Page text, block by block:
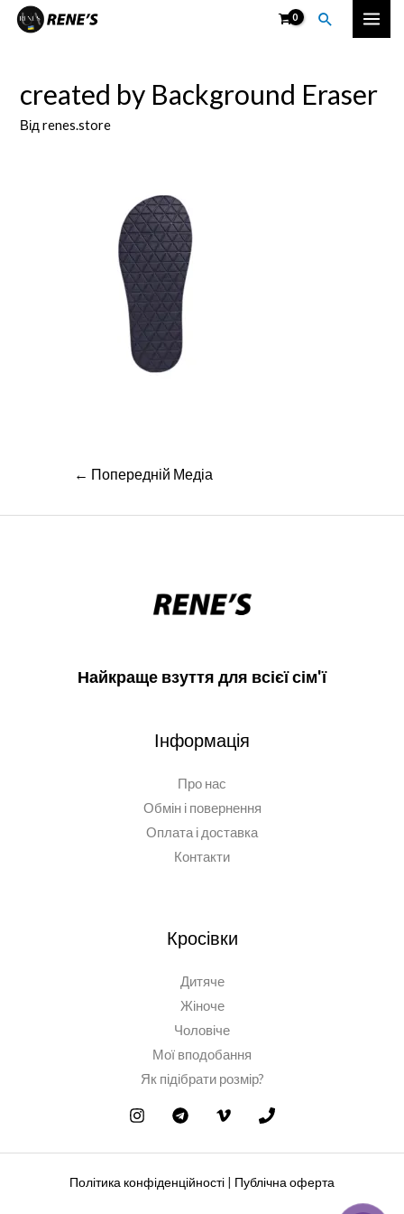
Перейти
Пошук
Main
created by Background Eraser
Відrenes.store
Навігація
← Попередній Медіа
Найкраще взуття для всієї сім'ї
Інформація
Про нас
Обмін і повернення
Оплата і доставка
Контакти
Кросівки
Дитяче
Жіноче
Чоловіче
Мої вподобання
Як підібрати розмір?
Політика конфіденційності Публічна оферта